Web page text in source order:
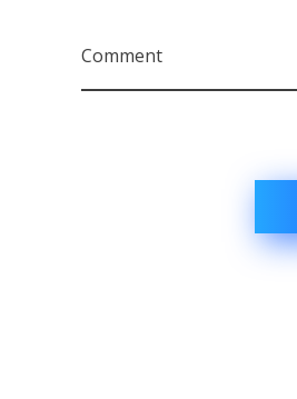
Comment